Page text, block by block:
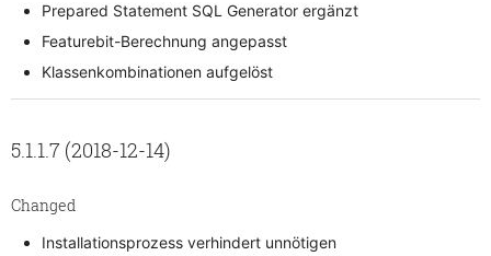
Prepared Statement SQL Generator ergänzt
Featurebit-Berechnung angepasst
Klassenkombinationen aufgelöst
5.1.1.7 (2018-12-14)
Changed
Installationsprozess verhindert unnötigen